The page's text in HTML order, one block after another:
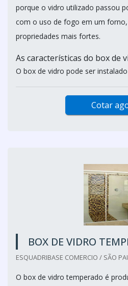
porque o vidro utilizado passou
com o uso de fogo em um
propriedades mais fortes.
As características do box de
O box de vidro pode ser instalado
Cotar
BOX DE VIDRO
ESQUADRIBASE COMERCIO / SÃO
O box de vidro temperado é